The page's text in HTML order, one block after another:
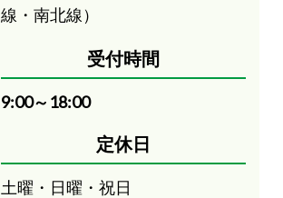
線・南北線）
受付時間
9:00～18:00
定休日
土曜・日曜・祝日